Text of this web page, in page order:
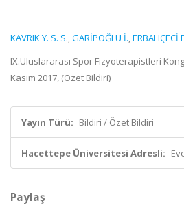
KAVRIK Y. S. S.,GARİPOĞLU İ.,ERBAHÇECİ
IX.Uluslararası Spor Fizyoterapistleri
Kasım 2017, (Özet Bildiri)
Yayın Türü: Bildiri / Özet Bildiri
Hacettepe Üniversitesi Adresli:
Paylaş